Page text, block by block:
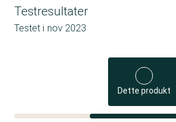
Testresultater
Testet i nov 2023
Dette produkt